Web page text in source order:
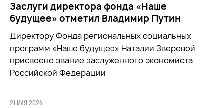
Заслуги директора фонда «Наше
будущее» отметил Владимир Путин
Директору Фонда региональных социальных
программ «Наше будущее» Наталии Зверевой
присвоено звание заслуженного экономиста
Российской Федерации
21 МАЯ 2026